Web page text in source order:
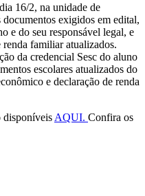
16/2, na unidade de
documentos exigidos em edital,
e do seu responsável legal, e
familiar atualizados.
da credencial Sesc do aluno
escolares atualizados do
e declaração de renda
disponíveis AQUI. Confira os